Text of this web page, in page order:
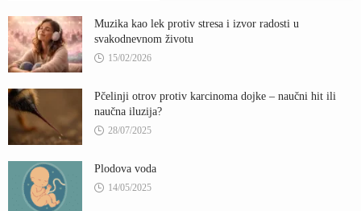
Muzika kao lek protiv stresa i izvor radosti u
svakodnevnom životu
15/02/2026
Pčelinji otrov protiv karcinoma dojke – naučni hit ili
naučna iluzija?
28/07/2025
Plodova voda
14/05/2025